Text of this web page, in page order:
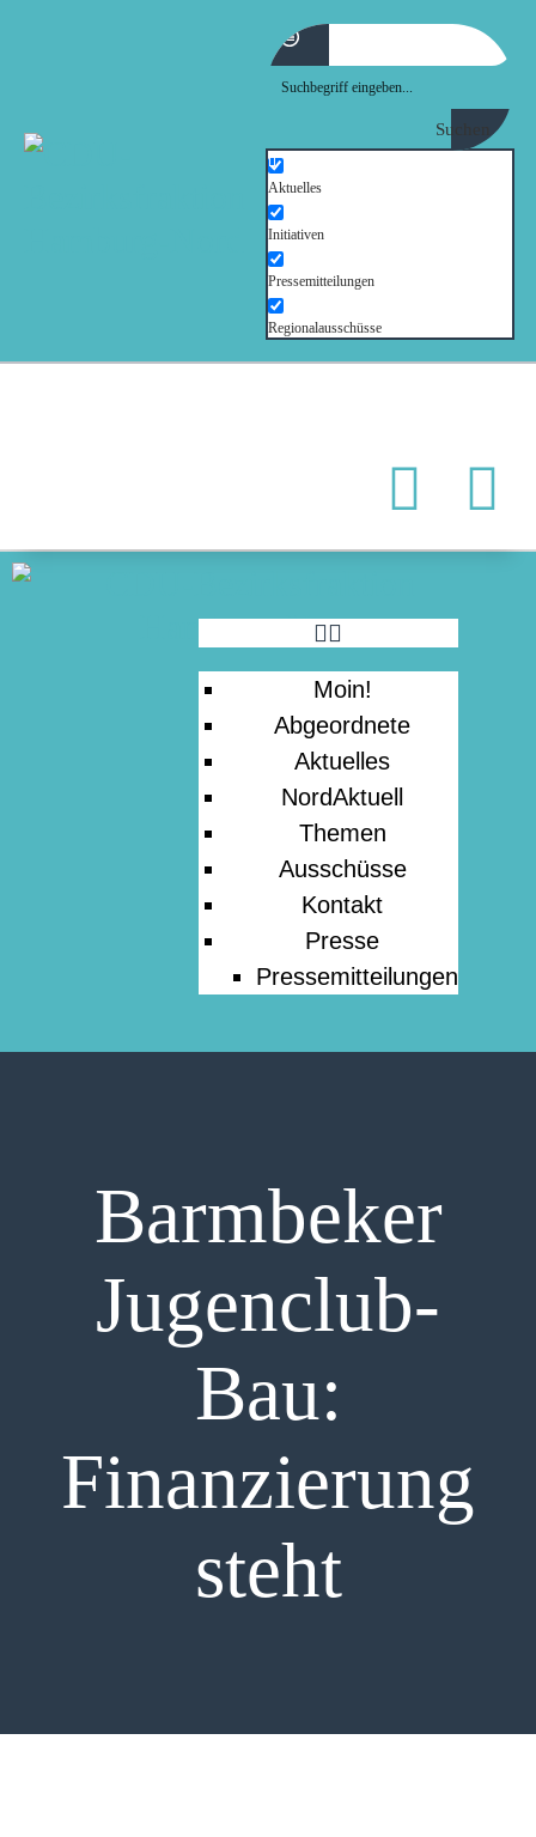
Suchen
Aktuelles
Initiativen
Pressemitteilungen
Regionalausschüsse
Moin!
Abgeordnete
Aktuelles
NordAktuell
Themen
Ausschüsse
Kontakt
Presse
Pressemitteilungen
Barmbeker
Jugenclub-
Bau:
Finanzierung
steht
ABGEORDNETE
AKTUELLES
NORDAKTUELL
PRESSE